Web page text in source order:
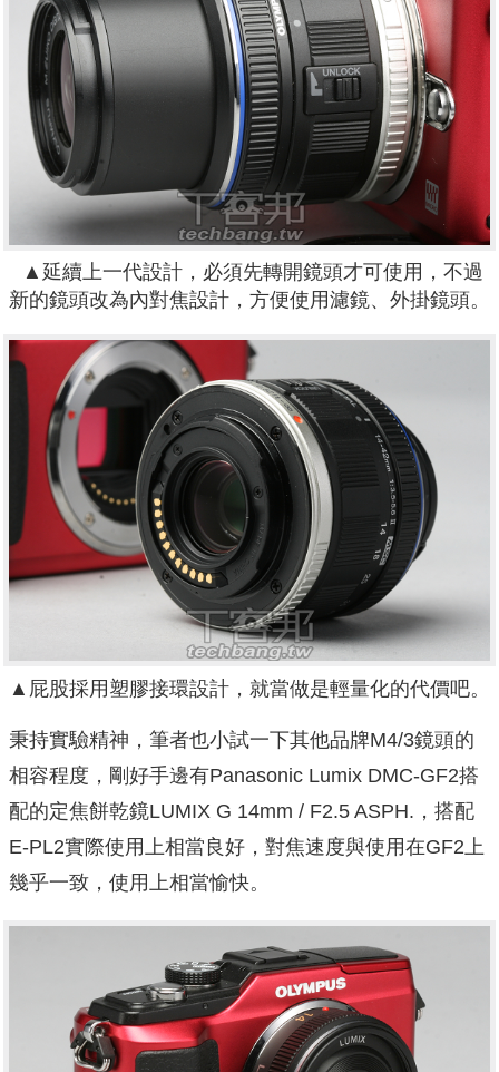
▲延續上一代設計，必須先轉開鏡頭才可使用，不過
新的鏡頭改為內對焦設計，方便使用濾鏡、外掛鏡頭。
▲屁股採用塑膠接環設計，就當做是輕量化的代價吧。
秉持實驗精神，筆者也小試一下其他品牌M4/3鏡頭的
相容程度，剛好手邊有Panasonic Lumix DMC-GF2搭
配的定焦餅乾鏡LUMIX G 14mm / F2.5 ASPH.，搭配
E-PL2實際使用上相當良好，對焦速度與使用在GF2上
幾乎一致，使用上相當愉快。